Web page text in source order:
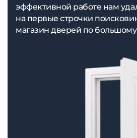
эффективной работе нам
на первые строчки
магазин дверей по